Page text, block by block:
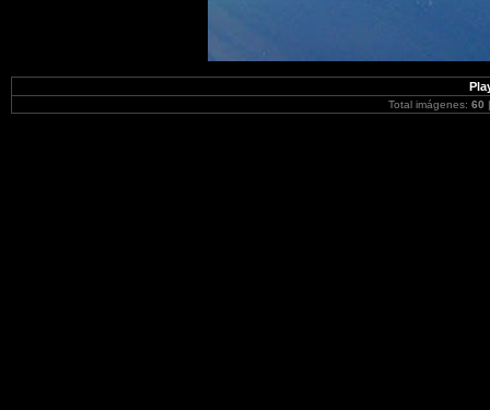
Total imágenes: 60